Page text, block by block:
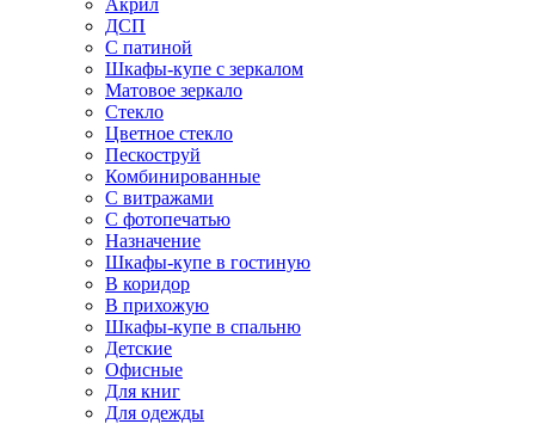
Акрил
ДСП
С патиной
Шкафы-купе с зеркалом
Матовое зеркало
Стекло
Цветное стекло
Пескоструй
Комбинированные
С витражами
С фотопечатью
Назначение
Шкафы-купе в гостиную
В коридор
В прихожую
Шкафы-купе в спальню
Детские
Офисные
Для книг
Для одежды